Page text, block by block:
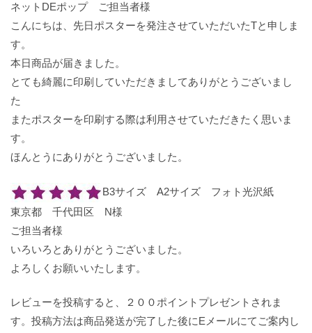
ネットDEポップ ご担当者様
こんにちは、先日ポスターを発注させていただいたTと申しま
す。
本日商品が届きました。
とても綺麗に印刷していただきましてありがとうございまし
た
またポスターを印刷する際は利用させていただきたく思いま
す。
ほんとうにありがとうございました。
B3サイズ A2サイズ フォト光沢紙
東京都 千代田区 N様
ご担当者様
いろいろとありがとうございました。
よろしくお願いいたします。
レビューを投稿すると、２００ポイントプレゼントされま
す。投稿方法は商品発送が完了した後にEメールにてご案内し